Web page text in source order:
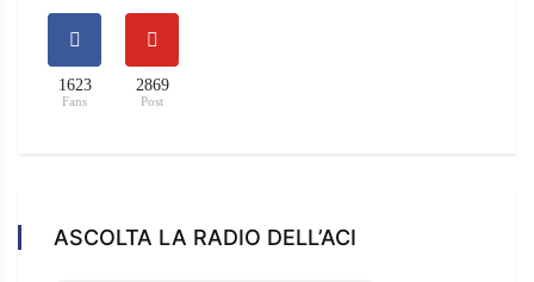
1623
Fans
2869
Post
ASCOLTA LA RADIO DELL’ACI